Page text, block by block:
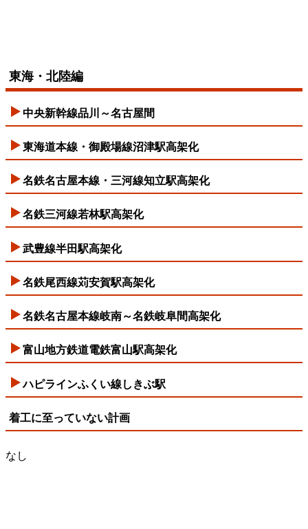
東海・北陸編
中央新幹線品川～名古屋間
東海道本線・御殿場線沼津駅高架化
名鉄名古屋本線・三河線知立駅高架化
名鉄三河線若林駅高架化
武豊線半田駅高架化
名鉄尾西線苅安賀駅高架化
名鉄名古屋本線岐南～名鉄岐阜間高架化
富山地方鉄道電鉄富山駅高架化
ハピラインふくい線しきぶ駅
着工に至っていない計画
なし